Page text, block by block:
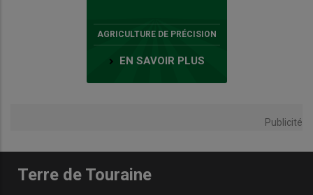
AGRICULTURE DE PRÉCISION
EN SAVOIR PLUS
Publicité
Terre de Touraine